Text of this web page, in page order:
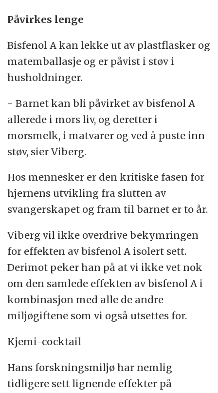
Påvirkes lenge
Bisfenol A kan lekke ut av plastflasker og
matemballasje og er påvist i støv i
husholdninger.
- Barnet kan bli påvirket av bisfenol A
allerede i mors liv, og deretter i
morsmelk, i matvarer og ved å puste inn
støv, sier Viberg.
Hos mennesker er den kritiske fasen for
hjernens utvikling fra slutten av
svangerskapet og fram til barnet er to år.
Viberg vil ikke overdrive bekymringen
for effekten av bisfenol A isolert sett.
Derimot peker han på at vi ikke vet nok
om den samlede effekten av bisfenol A i
kombinasjon med alle de andre
miljøgiftene som vi også utsettes for.
Kjemi-cocktail
Hans forskningsmiljø har nemlig
tidligere sett lignende effekter på